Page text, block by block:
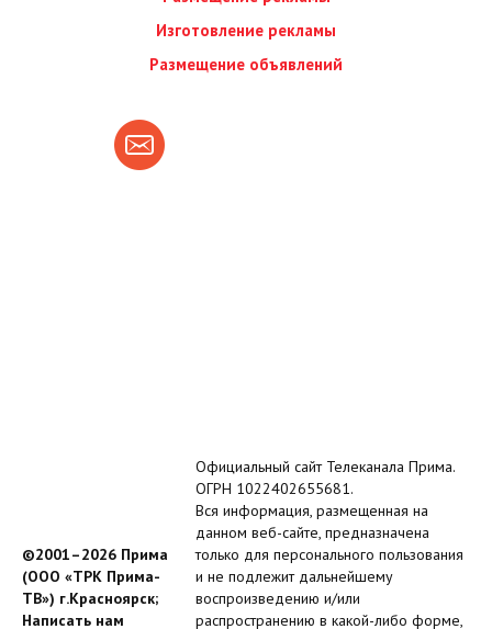
Изготовление рекламы
Размещение объявлений
©2001–2026 Прима
(ООО «ТРК Прима-
ТВ») г.Красноярск;
Написать нам
Официальный сайт Телеканала Прима.
ОГРН 1022402655681.
Вся информация, размещенная на
данном веб-сайте, предназначена
только для персонального пользования
и не подлежит дальнейшему
воспроизведению и/или
распространению в какой-либо форме,